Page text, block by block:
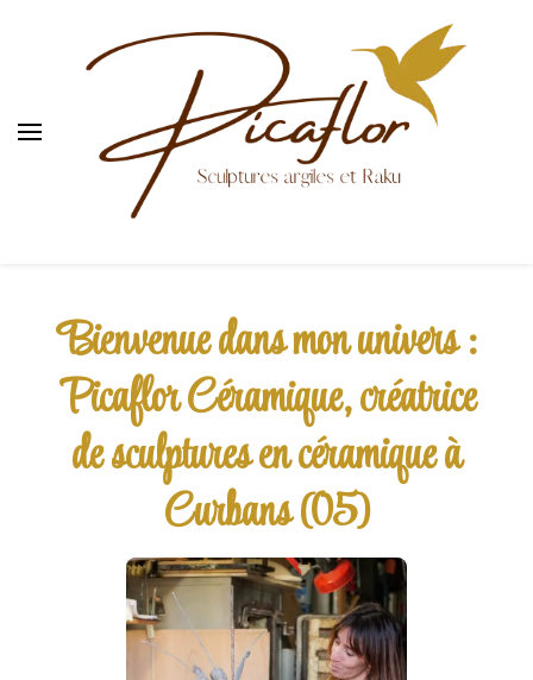
Bienvenue dans mon univers :
Picaflor Céramique, créatrice
de sculptures en céramique à
Curbans (05)